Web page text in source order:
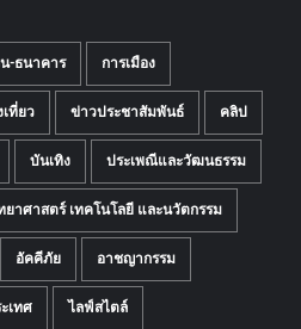
น-ธนาคาร การเมือง
ที่ยว ข่าวประชาสัมพันธ์ คลิป
บันเทิง ประเพณีและวัฒนธรรม
ยาศาสตร์ เทคโนโลยี และนวัตกรรม
อัคคีภัย อาชญากรรม
เทศ ไลฟ์สไตล์